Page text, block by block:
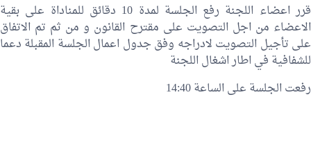
قرر اعضاء اللجنة رفع الجلسة لمدة 10 دقائق للمناداة على بقية
الاعضاء من اجل التصويت على مقترح القانون و من ثم تم الاتفاق
على تأجيل التصويت لادراجه وفق جدول اعمال الجلسة المقبلة دعما
للشفافية في اطار اشغال اللجنة
رفعت الجلسة على الساعة 14:40